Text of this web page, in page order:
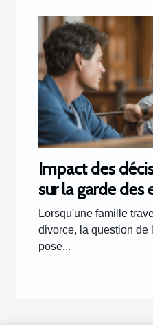
Impact des
sur la garde des
divorce
Lorsqu'une famille
divorce, la question de
pose...